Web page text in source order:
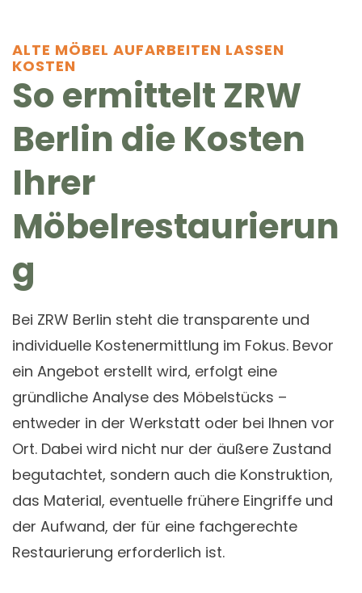
ALTE MÖBEL AUFARBEITEN LASSEN
KOSTEN
So ermittelt ZRW
Berlin die Kosten
Ihrer
Möbelrestaurierun
g
Bei ZRW Berlin steht die transparente und
individuelle Kostenermittlung im Fokus. Bevor
ein Angebot erstellt wird, erfolgt eine
gründliche Analyse des Möbelstücks –
entweder in der Werkstatt oder bei Ihnen vor
Ort. Dabei wird nicht nur der äußere Zustand
begutachtet, sondern auch die Konstruktion,
das Material, eventuelle frühere Eingriffe und
der Aufwand, der für eine fachgerechte
Restaurierung erforderlich ist.